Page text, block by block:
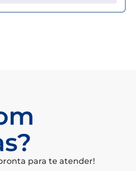
para te atender!